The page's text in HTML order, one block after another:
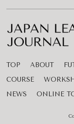
TOP ABOUT
COURSE
NEWS
ONLINE